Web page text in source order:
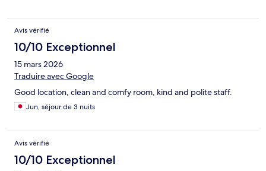
Avis vérifié
10/10 Exceptionnel
15 mars 2026
Traduire avec Google
Good location, clean and comfy room, kind and polite staff.
Jun, séjour de 3 nuits
Avis vérifié
10/10 Exceptionnel